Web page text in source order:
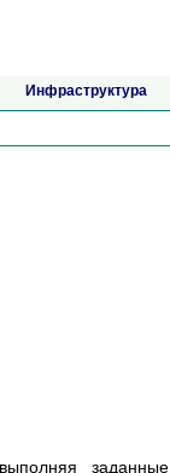
Инфраструктура
заданные